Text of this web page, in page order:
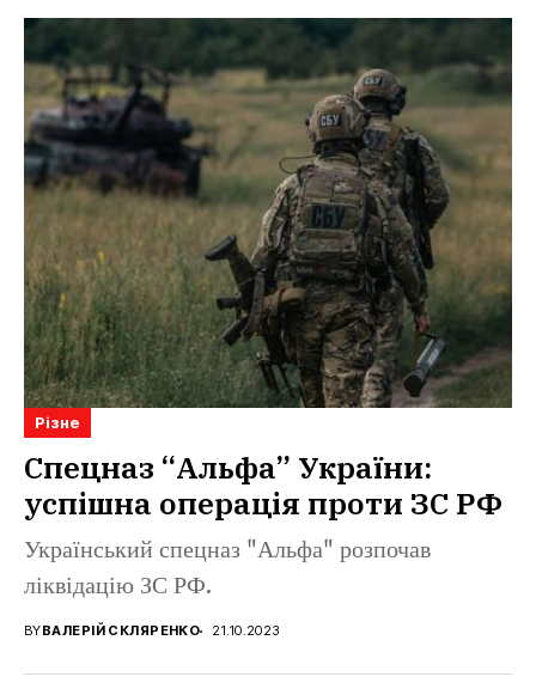
Різне
Спецназ “Альфа” України:
успішна операція проти ЗС РФ
Український спецназ "Альфа" розпочав
ліквідацію ЗС РФ.
BYВАЛЕРІЙ СКЛЯРЕНКО 21.10.2023